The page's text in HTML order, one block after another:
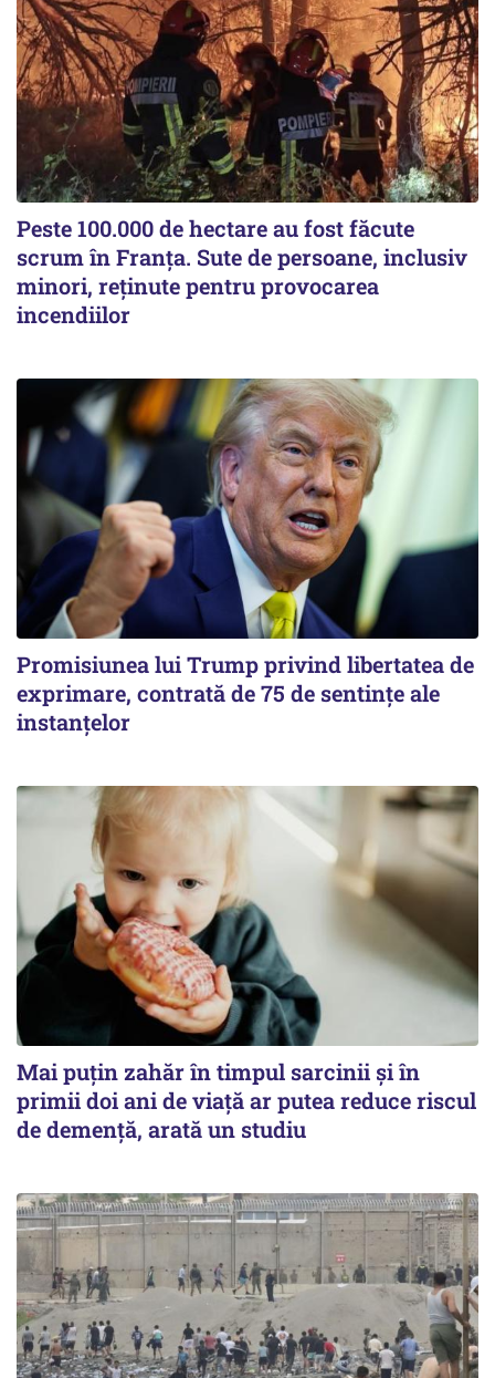
Peste 100.000 de hectare au fost făcute
scrum în Franța. Sute de persoane, inclusiv
minori, reținute pentru provocarea
incendiilor
Promisiunea lui Trump privind libertatea de
exprimare, contrată de 75 de sentințe ale
instanțelor
Mai puțin zahăr în timpul sarcinii și în
primii doi ani de viață ar putea reduce riscul
de demență, arată un studiu